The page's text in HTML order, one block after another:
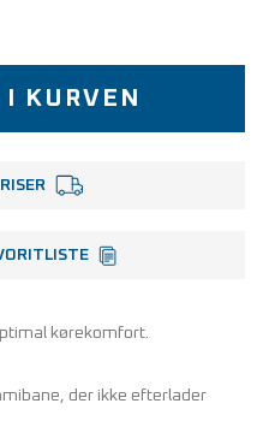
KURVEN
kørekomfort.
der ikke efterlader